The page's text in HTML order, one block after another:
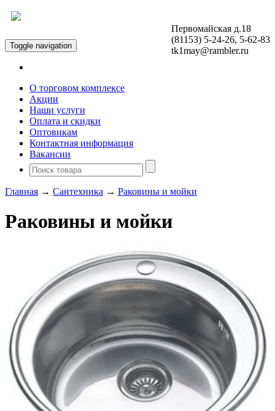
Первомайская д.18
(81153) 5-24-26, 5-62-83
tk1may@rambler.ru
Toggle navigation
О торговом комплексе
Акции
Наши услуги
Оплата и скидки
Оптовикам
Контактная информация
Вакансии
Главная → Сантехника → Раковины и мойки
Раковины и мойки